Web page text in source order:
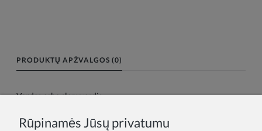
PRODUKTŲ APŽVALGOS (0)
Vardas arba slapyvardis:
Rūpinamės Jūsų privatumu